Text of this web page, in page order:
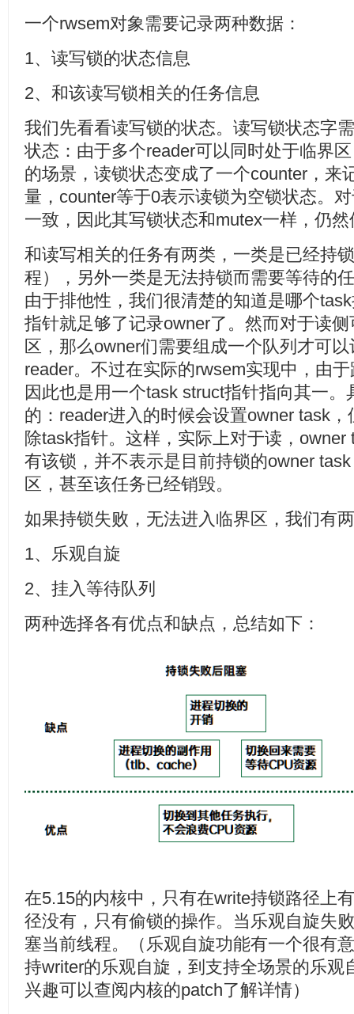
一个rwsem对象需要记录两种数据：
1、读写锁的状态信息
2、和该读写锁相关的任务信息
我们先看看读写锁的状态。读写锁状态字
状态：由于多个reader可以同时处于临界
的场景，读锁状态变成了一个counter，来
量，counter等于0表示读锁为空锁状态。
一致，因此其写锁状态和mutex一样，仍
和读写相关的任务有两类，一类是已经持
程），另外一类是无法持锁而需要等待的
由于排他性，我们很清楚的知道是哪个
指针就足够了记录owner了。然而对于读
区，那么owner们需要组成一个队列才可
reader。不过在实际的rwsem实现中，由
因此也是用一个task struct指针指向其一
的：reader进入的时候会设置owner task
除task指针。这样，实际上对于读，
有该锁，并不表示是目前持锁的owner
区，甚至该任务已经销毁。
如果持锁失败，无法进入临界区，我们有
1、乐观自旋
2、挂入等待队列
两种选择各有优点和缺点，总结如下：
在5.15的内核中，只有在write持锁路径上
径没有，只有偷锁的操作。当乐观自旋失
塞当前线程。（乐观自旋功能有一个很有
持writer的乐观自旋，到支持全场景的乐观
兴趣可以查阅内核的patch了解详情）